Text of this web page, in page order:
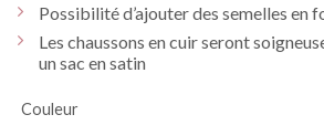
Possibilité d’ajouter des semelles en
Les chaussons en cuir seront
un sac en satin
Couleur